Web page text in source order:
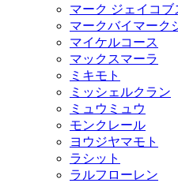
マーク ジェイコブ
マークバイマーク
マイケルコース
マックスマーラ
ミキモト
ミッシェルクラン
ミュウミュウ
モンクレール
ヨウジヤマモト
ラシット
ラルフローレン